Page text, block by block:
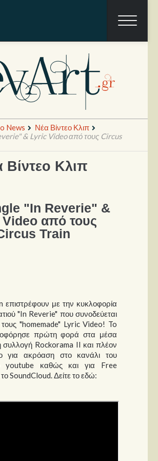
News
Νέα Βίντεο Κλιπ
& Lyric Video από τους Circus
Βίντεο Κλιπ
"In Reverie" &
από τους
Train
επιστρέφουν με την κυκλοφορία
"In Reverie" που συνοδεύεται
"homemade" Lyric Video! To
πρώτη φορά στα μέσα
συλλογή Rockorama II και πλέον
για ακρόαση στο κανάλι του
youtube καθώς και για Free
SoundCloud. Δείτε το εδώ: